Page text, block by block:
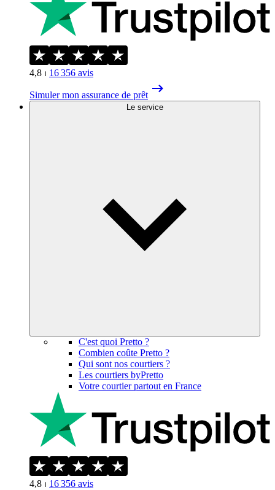
4,8 ⏐ 16 356 avis
Simuler mon assurance de prêt
Le service
C'est quoi Pretto ?
Combien coûte Pretto ?
Qui sont nos courtiers ?
Les courtiers byPretto
Votre courtier partout en France
4,8 ⏐ 16 356 avis